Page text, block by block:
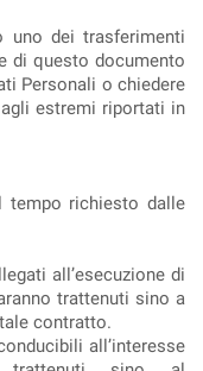
uno dei trasferimenti
di questo documento
Personali o chiedere
estremi riportati in
richiesto dalle
all’esecuzione di
trattenuti sino a
contratto.
all’interesse